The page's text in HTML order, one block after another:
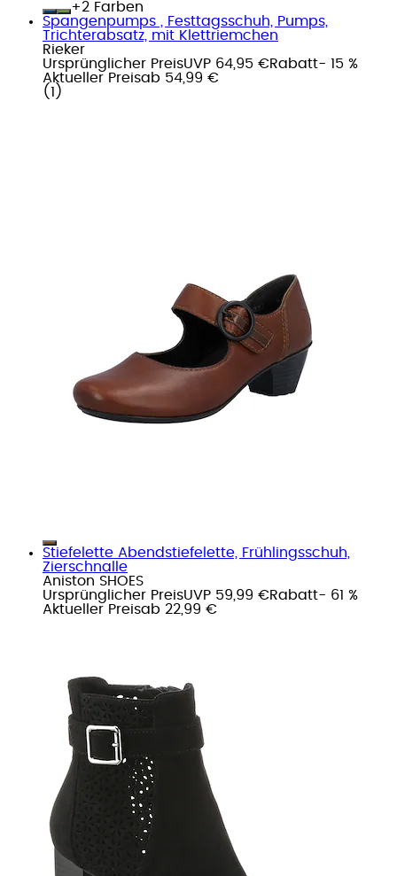
+
Farben
Spangenpumps , Festtagsschuh, Pumps,
Trichterabsatz, mit Klettriemchen
Rieker
Ursprünglicher PreisUVP 64,95 €Rabatt- 15 %
Aktueller Preisab 54,99 €
( 1 )
Stiefelette Abendstiefelette, Frühlingsschuh,
Zierschnalle
Aniston SHOES
Ursprünglicher PreisUVP 59,99 €Rabatt- 61 %
Aktueller Preisab 22,99 €